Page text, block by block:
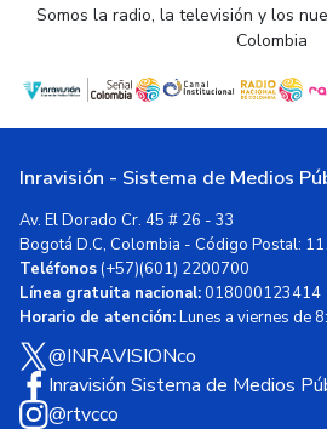
Somos la radio, la televisión y los
Colombia
Inravisión - Sistema de Medios
Av. El Dorado Cr. 45 # 26 - 33
Bogotá D.C, Colombia - Código Postal:
Teléfonos(+57)(601) 2200700
Línea gratuita nacional:018000123414
Horario de atención:Lunes a viernes de
@INRAVISIONco
Inravisión Sistema de Medios
@rtvcco